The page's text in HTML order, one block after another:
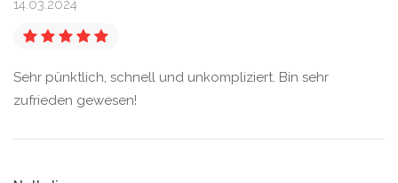
14.03.2024
Sehr pünktlich, schnell und unkompliziert. Bin sehr
zufrieden gewesen!